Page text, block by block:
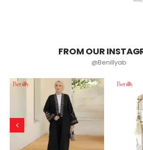
FROM OUR
@Benillyab